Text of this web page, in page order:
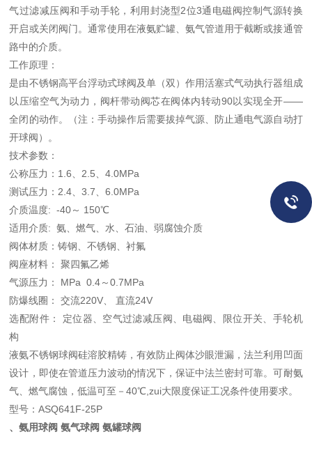
气过滤减压阀和手动手轮，利用封浇型2位3通电磁阀控制气源转换
开启或关闭阀门。通常使用在液氨贮罐、氨气管道用于截断或接通管
路中的介质。
工作原理：
是由不锈钢高平台浮动式球阀及单（双）作用活塞式气动执行器组成
以压缩空气为动力，阀杆带动阀芯在阀体内转动90以实现全开——
全闭的动作。（注：手动操作后需要拔掉气源、防止通电气源自动打
开球阀）。
技术参数：
公称压力：1.6、2.5、4.0MPa
测试压力：2.4、3.7、6.0MPa
介质温度: -40～ 150℃
适用介质: 氨、燃气、水、石油、弱腐蚀介质
阀体材质：铸钢、不锈钢、衬氟
阀座材料： 聚四氟乙烯
气源压力： MPa 0.4～0.7MPa
防爆线圈： 交流220V、 直流24V
选配附件： 定位器、空气过滤减压阀、电磁阀、限位开关、手轮机
构
液氨不锈钢球阀硅溶胶精铸，有效防止阀体沙眼泄漏，法兰利用凹面
设计，即使在管道压力波动的情况下，保证中法兰密封可靠。可耐氨
气、燃气腐蚀，低温可至－40℃,zui大限度保证工况条件使用要求。
型号：ASQ641F-25P
、氨用球阀 氨气球阀 氨罐球阀